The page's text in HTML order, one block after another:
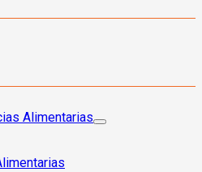
Alimentarias